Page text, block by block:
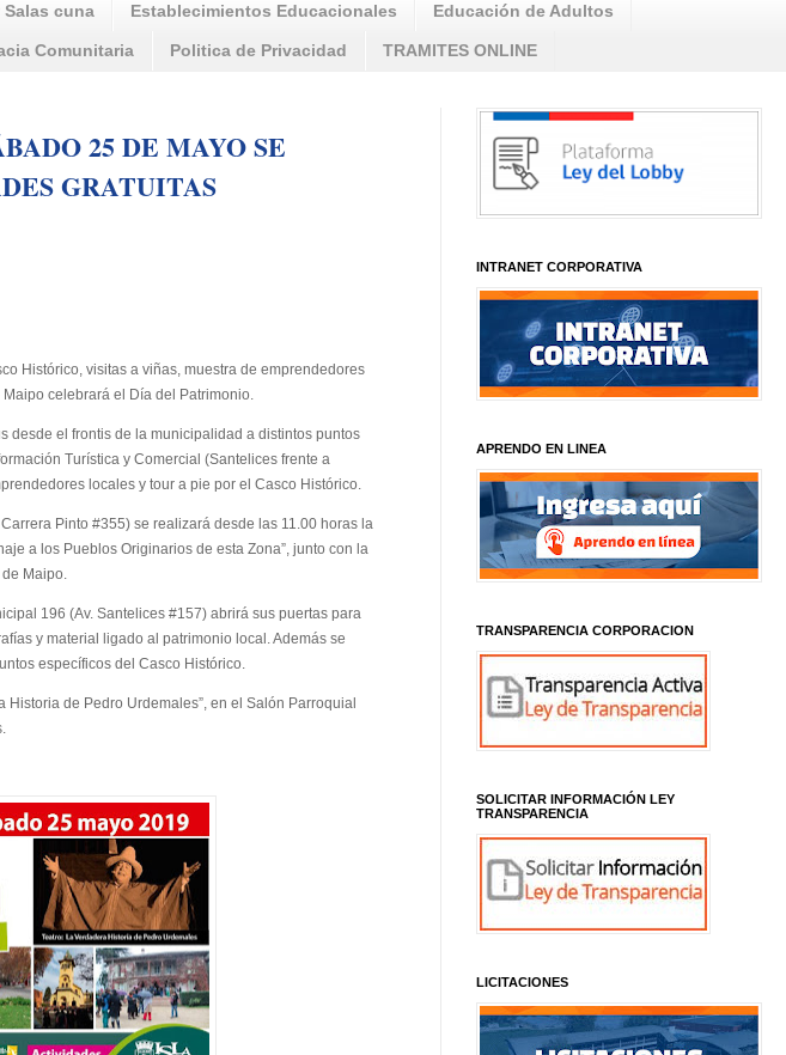
cuna Establecimientos Educacionales Educación de Adultos
Comunitaria Politica de Privacidad TRAMITES ONLINE
25 DE MAYO SE
GRATUITAS
Histórico, visitas a viñas, muestra de emprendedores
celebrará el Día del Patrimonio.
desde el frontis de la municipalidad a distintos puntos
Turística y Comercial (Santelices frente a
locales y tour a pie por el Casco Histórico.
Pinto #355) se realizará desde las 11.00 horas la
a los Pueblos Originarios de esta Zona”, junto con la
Maipo.
196 (Av. Santelices #157) abrirá sus puertas para
y material ligado al patrimonio local. Además se
específicos del Casco Histórico.
de Pedro Urdemales”, en el Salón Parroquial
INTRANET CORPORATIVA
APRENDO EN LINEA
TRANSPARENCIA CORPORACION
SOLICITAR INFORMACIÓN LEY
TRANSPARENCIA
LICITACIONES